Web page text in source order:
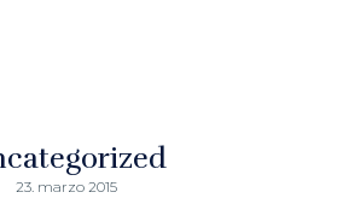
23. marzo 2015